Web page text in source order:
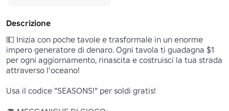
Descrizione
💵 Inizia con poche tavole e trasformale in un enorme
impero generatore di denaro. Ogni tavola ti guadagna $1
per ogni aggiornamento, rinascita e costruisci la tua strada
attraverso l'oceano!
Usa il codice "SEASONS!" per soldi gratis!